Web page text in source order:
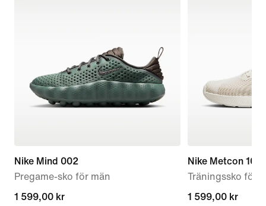
Nike Mind 002
Pregame-sko för män
1 599,00 kr
1 599,00 kr
Nike Metcon 10
Träningssko för
1 599,00 kr
1 599,00 kr